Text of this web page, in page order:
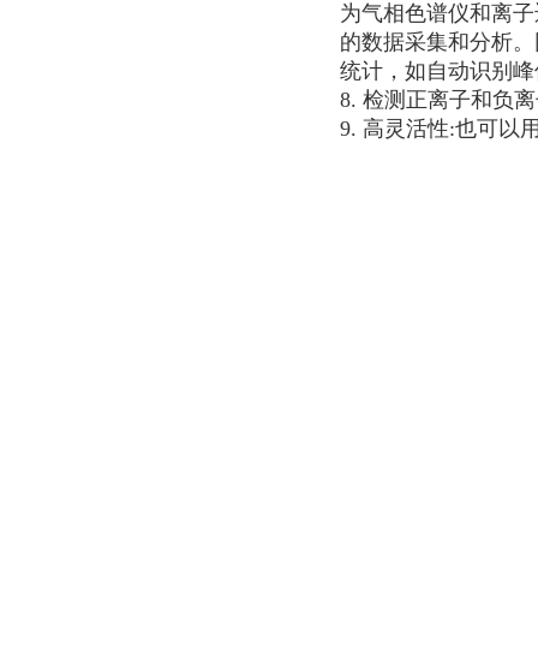
为气相色谱仪和离
的数据采集和分析
统计，如自动识别
8. 检测正离子和负
9. 高灵活性:也可以